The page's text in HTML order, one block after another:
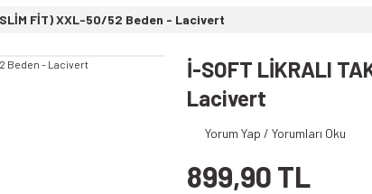
Paramedik T-shirt
112 Acil Sağlık Pantolon
112 Paramedik Yelek
Beyaz Önlük
FİT) XXL-50/52 Beden - Lacivert
İ-SOFT LİKRALI
Lacivert
Yorum Yap / Yorumları Oku
899,90 TL